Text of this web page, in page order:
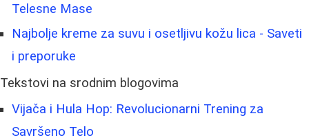
Telesne Mase
Najbolje kreme za suvu i osetljivu kožu lica - Saveti
i preporuke
Tekstovi na srodnim blogovima
Vijača i Hula Hop: Revolucionarni Trening za
Savršeno Telo